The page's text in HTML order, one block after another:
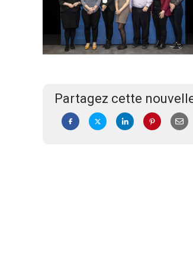
Partagez cette